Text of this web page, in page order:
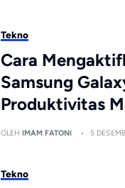
Tekno
Cara
Samsung
Produktivitas
OLEH IMAM FATONI 5
Tekno